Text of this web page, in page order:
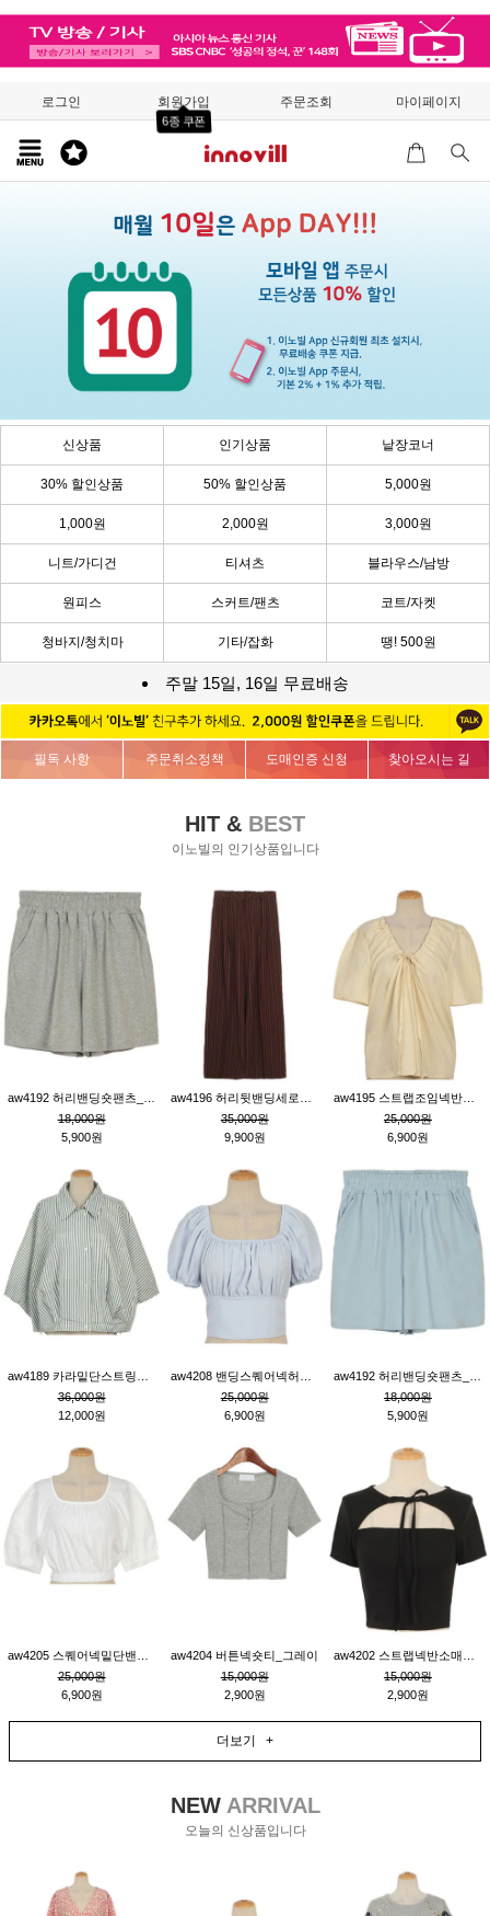
로그인 회원가입
6종 쿠폰
주문조회 마이페이지
신상품 인기상품 낱장코너
30% 할인상품 50% 할인상품 5,000원
1,000원 2,000원 3,000원
니트/가디건 티셔츠 블라우스/남방
원피스 스커트/팬츠 코트/자켓
청바지/청치마 기타/잡화 땡! 500원
주말 15일, 16일 무료배송
필독 사항 주문취소정책 도매인증 신청 찾아오시는 길
HIT & BEST
이노빌의 인기상품입니다
18,000원
5,900원
35,000원
9,900원
25,000원
6,900원
36,000원
12,000원
25,000원
6,900원
18,000원
5,900원
25,000원
6,900원
aw4204 버튼넥숏티_그레이
15,000원
2,900원
15,000원
2,900원
더보기 +
NEWARRIVAL
오늘의 신상품입니다